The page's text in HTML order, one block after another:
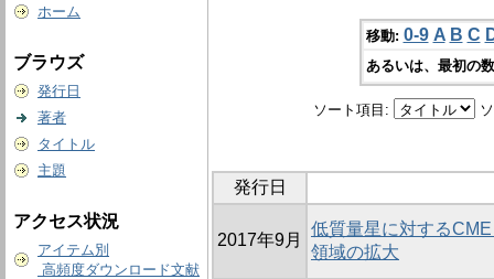
ホーム
ブラウズ
発行日
著者
タイトル
主題
アクセス状況
アイテム別
高頻度ダウンロード文献
移動: 0-9 A B C
あるいは、最初の
ソート項目:
発行日
2017年9月
低質量星に対する
領域の拡大